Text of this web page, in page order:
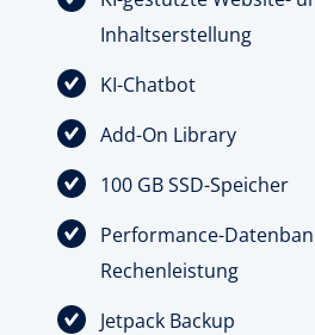
Inhaltserstellung
KI-Chatbot
Add-On Library
100 GB SSD-Speicher
Performance-
Rechenleistung
Jetpack Backup